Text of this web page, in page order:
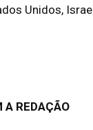
Unidos,
A REDAÇÃO